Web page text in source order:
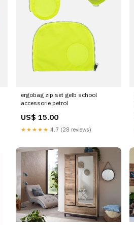
ergobag zip set gelb school
accessorie petrol
US$ 15.00
★★★★★ 4.7 (28 reviews)